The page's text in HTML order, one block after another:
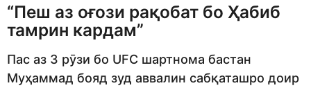
“Пеш аз оғози рақобат бо Ҳабиб
тамрин кардам”
Пас аз 3 рӯзи бо UFC шартнома бастан
Муҳаммад бояд зуд аввалин сабқаташро доир